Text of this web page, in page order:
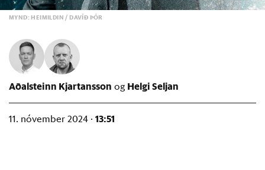
MYND: HEIMILDIN / DAVÍÐ ÞÓR
Aðalsteinn Kjartansson Helgi Seljan
11. nóvember 2024 · 13:51